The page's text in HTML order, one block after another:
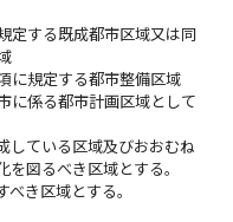
定する既成都市区域又は同
に規定する都市整備区域
に係る都市計画区域として
している区域及びおおむね
図るべき区域とする。
き区域とする。